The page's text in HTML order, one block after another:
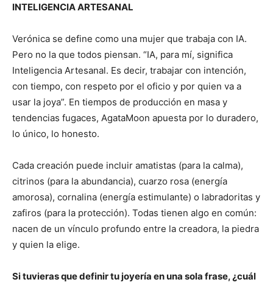
INTELIGENCIA ARTESANAL
Verónica se define como una mujer que trabaja con IA.
Pero no la que todos piensan. “IA, para mí, significa
Inteligencia Artesanal. Es decir, trabajar con intención,
con tiempo, con respeto por el oficio y por quien va a
usar la joya”. En tiempos de producción en masa y
tendencias fugaces, AgataMoon apuesta por lo duradero,
lo único, lo honesto.
Cada creación puede incluir amatistas (para la calma),
citrinos (para la abundancia), cuarzo rosa (energía
amorosa), cornalina (energía estimulante) o labradoritas y
zafiros (para la protección). Todas tienen algo en común:
nacen de un vínculo profundo entre la creadora, la piedra
y quien la elige.
Si tuvieras que definir tu joyería en una sola frase, ¿cuál